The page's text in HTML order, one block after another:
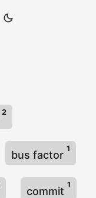
2
bus factor
1
commit
1